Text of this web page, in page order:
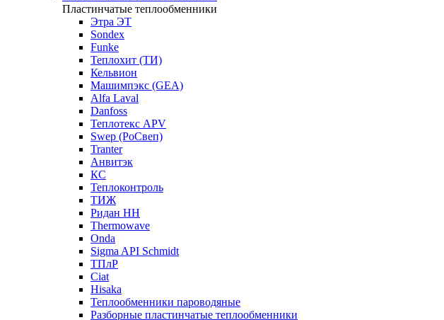
Пластинчатые теплообменники
Этра ЭТ
Sondex
Funke
Теплохит (ТИ)
Кельвион
Машимпэкс (GEA)
Alfa Laval
Danfoss
Теплотекс APV
Swep (РоСвеп)
Tranter
Анвитэк
КС
Теплоконтроль
ТИЖ
Ридан НН
Thermowave
Onda
Sigma API Schmidt
ТПлР
Ciat
Hisaka
Теплообменники пароводяные
Разборные пластинчатые теплообменники